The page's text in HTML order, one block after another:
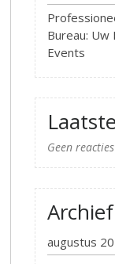
Bureau: Uw
Events
Geen
Archief
augustus